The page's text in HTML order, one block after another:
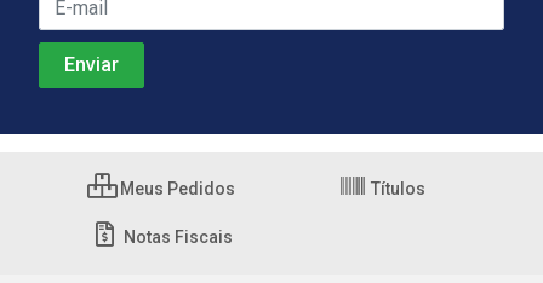
Meus Pedidos Títulos
Notas Fiscais